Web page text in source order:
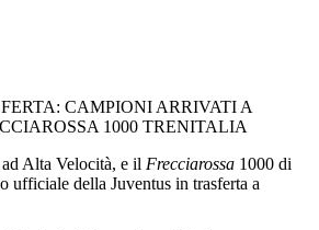
CAMPIONI ARRIVATI A
1000 TRENITALIA
Alta Velocità, e il Frecciarossa 1000 di
ufficiale della Juventus in trasferta a